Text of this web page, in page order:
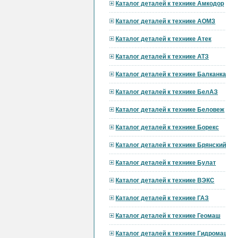
Каталог деталей к технике Амкодор
Каталог деталей к технике АОМЗ
Каталог деталей к технике Атек
Каталог деталей к технике АТЗ
Каталог деталей к технике
Каталог деталей к технике БелАЗ
Каталог деталей к технике Беловеж
Каталог деталей к технике Борекс
Каталог деталей к технике
Каталог деталей к технике Булат
Каталог деталей к технике ВЭКС
Каталог деталей к технике ГАЗ
Каталог деталей к технике Геомаш
Каталог деталей к технике